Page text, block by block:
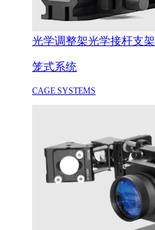
光学调整架光学接杆支架
笼式系统
CAGE SYSTEMS